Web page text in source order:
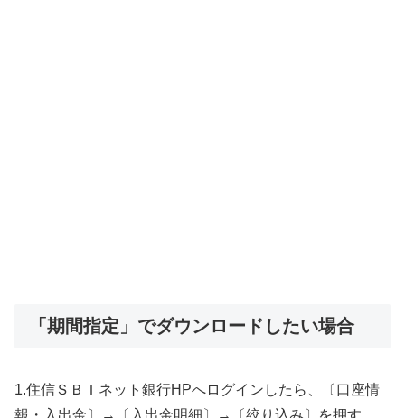
「期間指定」でダウンロードしたい場合
1.住信ＳＢＩネット銀行HPへログインしたら、〔口座情